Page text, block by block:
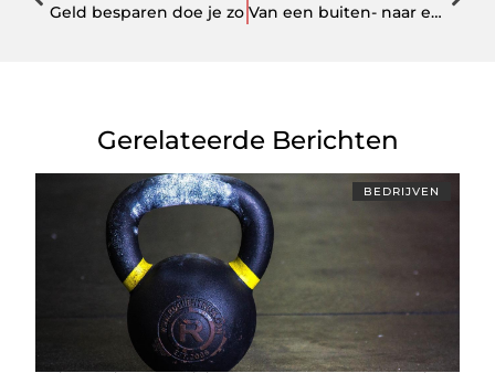
Geld besparen doe je zo Van een buiten- naar een binnenfunctie
Gerelateerde Berichten
BEDRIJVEN